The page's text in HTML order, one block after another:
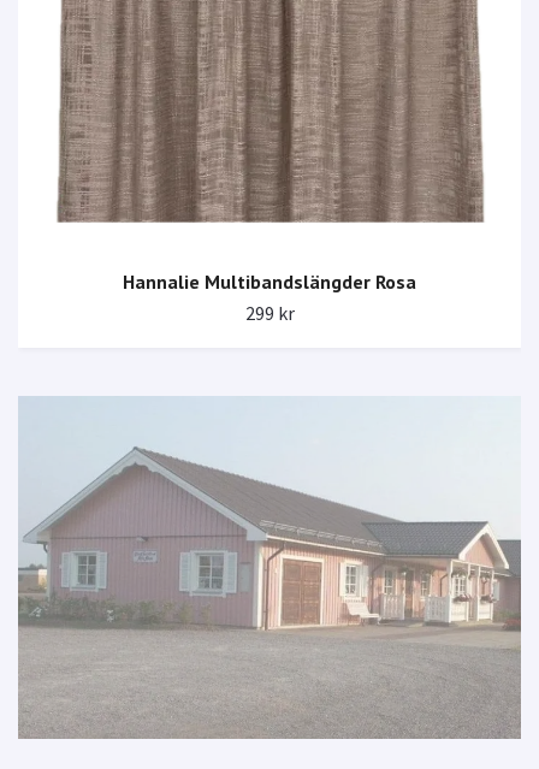
Hannalie Multibandslängder Rosa
299 kr